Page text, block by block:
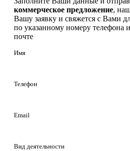
коммерческое предложение,
Вашу заявку и свяжется с Вами
по указанному номеру телефона
почте
Имя
Телефон
Email
Вид деятельности